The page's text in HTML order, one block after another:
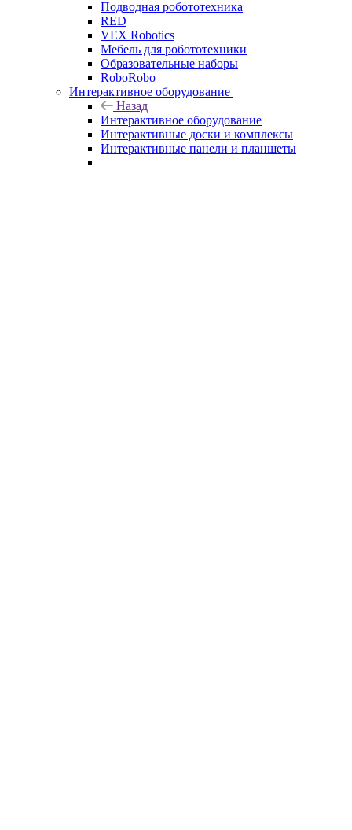
Подводная робототехника
RED
VEX Robotics
Мебель для робототехники
Образовательные наборы
RoboRobo
Интерактивное оборудование
Назад
Интерактивное оборудование
Интерактивные доски и комплексы
Интерактивные панели и планшеты